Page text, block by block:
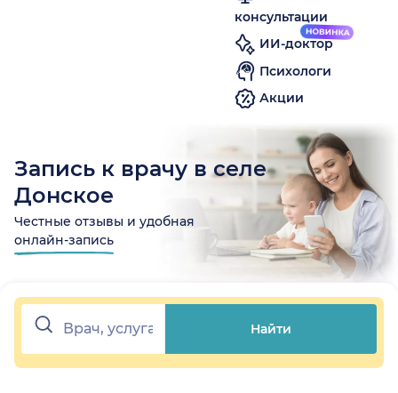
консультации
ИИ-доктор
Психологи
Акции
Запись к врачу в селе
Донское
Честные отзывы и удобная
онлайн-запись
Найти